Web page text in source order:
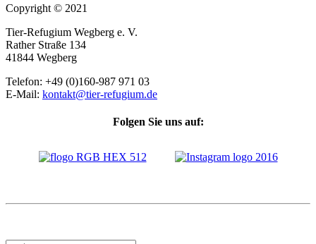
Copyright © 2021
Tier-Refugium Wegberg e. V.
Rather Straße 134
41844 Wegberg
Telefon: +49 (0)160-987 971 03
E-Mail: kontakt@tier-refugium.de
Folgen Sie uns auf: